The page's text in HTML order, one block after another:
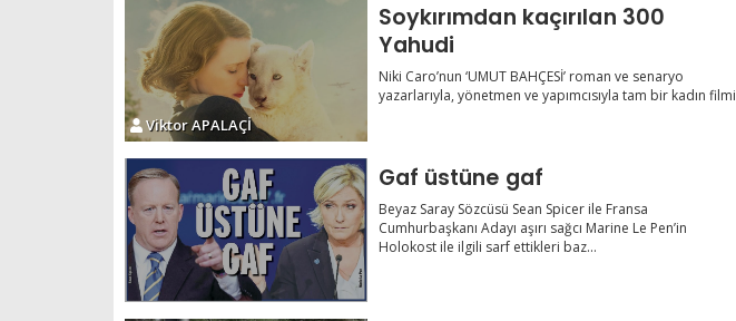
Viktor APALAÇİ
Soykırımdan kaçırılan 300
Yahudi
Niki Caro’nun ‘UMUT BAHÇESİ’ roman ve senaryo
yazarlarıyla, yönetmen ve yapımcısıyla tam bir kadın filmi
Gaf üstüne gaf
Beyaz Saray Sözcüsü Sean Spicer ile Fransa
Cumhurbaşkanı Adayı aşırı sağcı Marine Le Pen’in
Holokost ile ilgili sarf ettikleri baz...